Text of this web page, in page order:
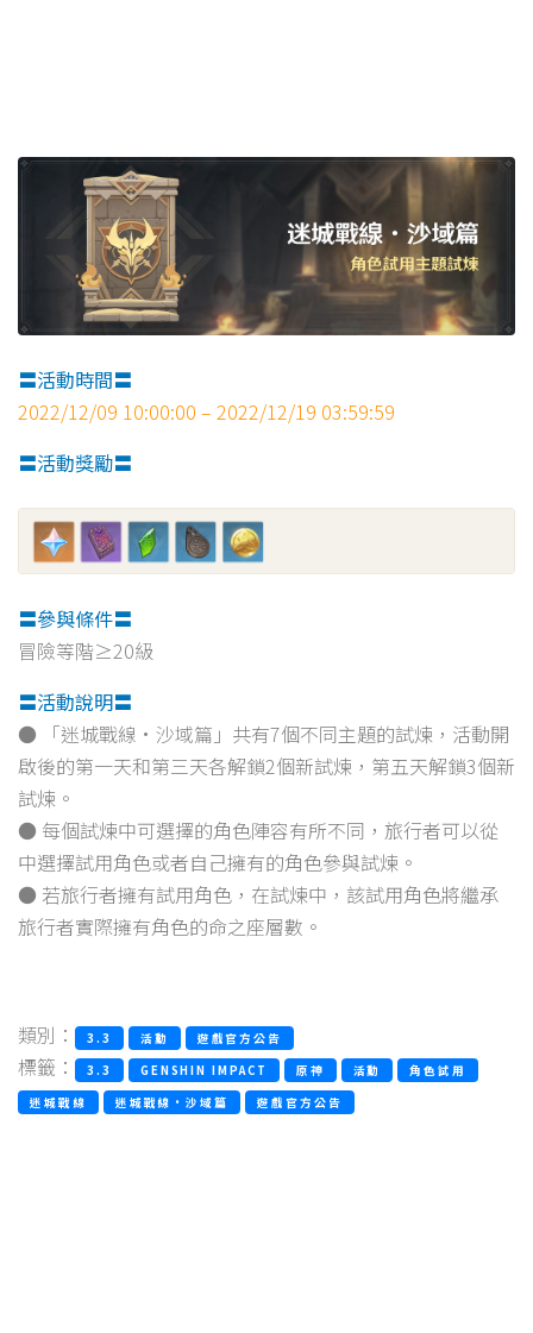
〓活動時間〓
2022/12/09 10:00:00 – 2022/12/19 03:59:59
〓活動獎勵〓
〓參與條件〓
冒險等階≥20級
〓活動說明〓
● 「迷城戰線·沙域篇」共有7個不同主題的試煉，活動開
啟後的第一天和第三天各解鎖2個新試煉，第五天解鎖3個新
試煉。
● 每個試煉中可選擇的角色陣容有所不同，旅行者可以從
中選擇試用角色或者自己擁有的角色參與試煉。
● 若旅行者擁有試用角色，在試煉中，該試用角色將繼承
旅行者實際擁有角色的命之座層數。
類別： 3.3 活動 遊戲官方公告
標籤： 3.3 GENSHIN IMPACT 原神 活動
角色試用
迷城戰線
迷城戰線·沙域篇 遊戲官方公告